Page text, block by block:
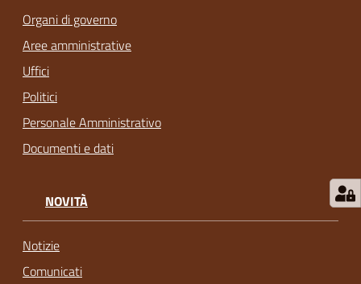
Organi di governo
Aree amministrative
Uffici
Politici
Personale Amministrativo
Documenti e dati
NOVITÀ
Notizie
Comunicati